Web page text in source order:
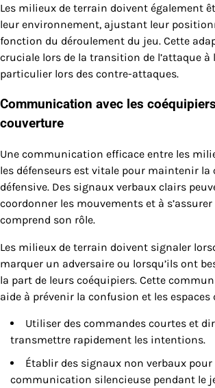
Les milieux de terrain doivent également
leur environnement, ajustant leur
fonction du déroulement du jeu. Cette
cruciale lors de la transition de l’attaque à
particulier lors des contre-attaques.
Communication avec les
couverture
Une communication efficace entre les
les défenseurs est vitale pour maintenir la
défensive. Des signaux verbaux clairs
coordonner les mouvements et à
comprend son rôle.
Les milieux de terrain doivent signaler
marquer un adversaire ou lorsqu’ils ont
la part de leurs coéquipiers. Cette
aide à prévenir la confusion et les espaces
Utiliser des commandes courtes et
transmettre rapidement les intentions.
Établir des signaux non verbaux pour
communication silencieuse pendant le